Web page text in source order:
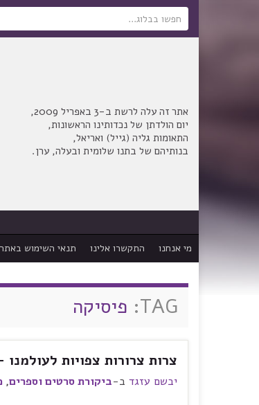
Search for:
אתר זה עלה לרשת ב-3 באפריל 2009,
יום הולדתן של נכדותינו הראשונות,
התאומות גליה (גייל) ואריאל,
בנותיהם של בתנו שלומית ובעלה, ערן.
מי אנחנו התקשרו אלינו תנאי השימוש באתר
TAG: פיסיקה
צרות צרורות צפויות
יבשם עזגד ב-ביקורת סרטים וספרים,